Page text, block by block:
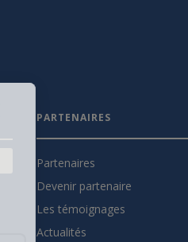
PARTENAIRES
Partenaires
Devenir partenaire
Les témoignages
Actualités